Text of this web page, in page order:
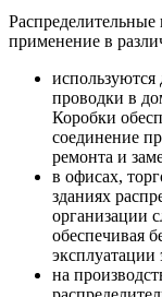
Распределительные
применение в
проводки в
Коробки
соединение
ремонта и
в офисах,
зданиях
организации
обеспечивая
эксплуатации
на